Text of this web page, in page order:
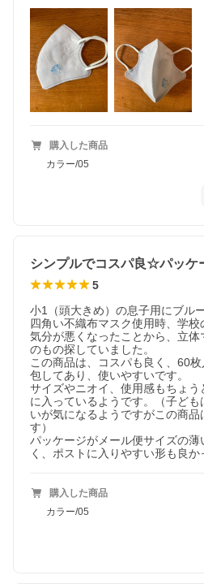
購入した商品
カラー/05
シンプルでコスパ良☆パッケ
5
小1（頭大きめ）の息子用にブル
四角い不織布マスク使用時、学校
気分が悪くなったことから、立
のもの探していました。
この商品は、コスパも良く、60
包してあり、使いやすいです。
サイズやニオイ、使用感もちょ
に入っているようです。（子ど
いが気になるようですがこの商
す）
パッケージがメール便サイズの
く、ポストに入りやすい形も良か
購入した商品
カラー/05